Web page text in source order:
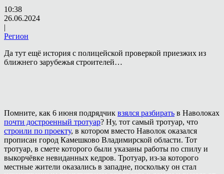
10:38
26.06.2024
|
Регион
Да тут ещё история с полицейской проверкой приезжих из
ближнего зарубежья строителей…
Помните, как 6 июня подрядчик взялся разбирать в Наволоках
почти достроенный тротуар? Ну, тот самый тротуар, что
строили по проекту, в котором вместо Наволок оказался
прописан город Камешково Владимирской области. Тот
тротуар, в смете которого были указаны работы по спилу и
выкорчёвке невиданных кедров. Тротуар, из-за которого
местные жители оказались в западне, поскольку он стал